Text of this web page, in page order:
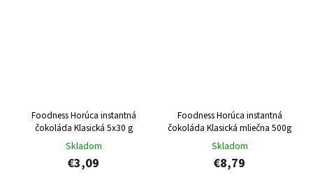
Foodness Horúca instantná
čokoláda Klasická 5x30 g
Skladom
€3,09
Foodness Horúca instantná
čokoláda Klasická mliečna 500g
Skladom
€8,79